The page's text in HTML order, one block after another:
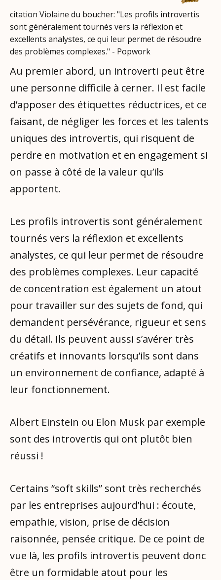
citation Violaine du boucher: "Les profils introvertis
sont généralement tournés vers la réflexion et
excellents analystes, ce qui leur permet de résoudre
des problèmes complexes." - Popwork
Au premier abord, un introverti peut être
une personne difficile à cerner. Il est facile
d’apposer des étiquettes réductrices, et ce
faisant, de négliger les forces et les talents
uniques des introvertis, qui risquent de
perdre en motivation et en engagement si
on passe à côté de la valeur qu’ils
apportent.
Les profils introvertis sont généralement
tournés vers la réflexion et excellents
analystes, ce qui leur permet de résoudre
des problèmes complexes. Leur capacité
de concentration est également un atout
pour travailler sur des sujets de fond, qui
demandent persévérance, rigueur et sens
du détail. Ils peuvent aussi s’avérer très
créatifs et innovants lorsqu’ils sont dans
un environnement de confiance, adapté à
leur fonctionnement.
Albert Einstein ou Elon Musk par exemple
sont des introvertis qui ont plutôt bien
réussi !
Certains “soft skills” sont très recherchés
par les entreprises aujourd’hui : écoute,
empathie, vision, prise de décision
raisonnée, pensée critique. De ce point de
vue là, les profils introvertis peuvent donc
être un formidable atout pour les